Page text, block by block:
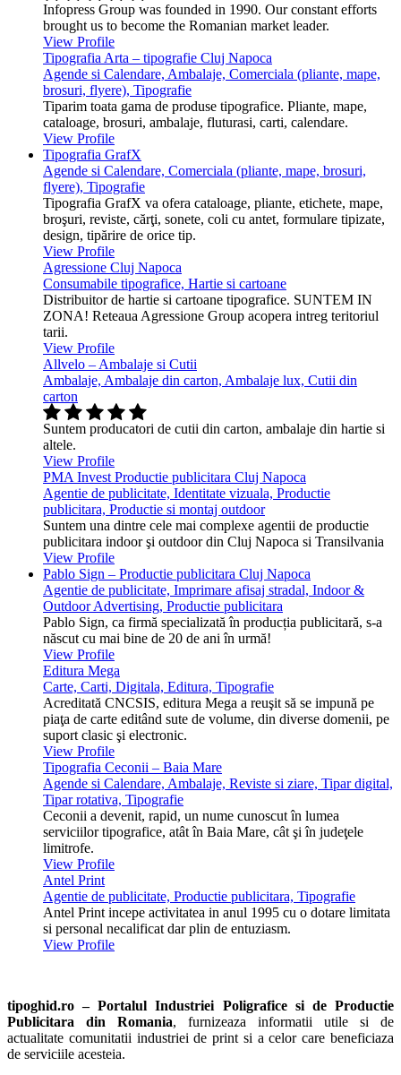
Infopress Group was founded in 1990. Our constant efforts
brought us to become the Romanian market leader.
View Profile
Tipografia Arta – tipografie Cluj Napoca
Agende si Calendare, Ambalaje, Comerciala (pliante, mape,
brosuri, flyere), Tipografie
Tiparim toata gama de produse tipografice. Pliante, mape,
cataloage, brosuri, ambalaje, fluturasi, carti, calendare.
View Profile
Tipografia GrafX
Agende si Calendare, Comerciala (pliante, mape, brosuri,
flyere), Tipografie
Tipografia GrafX va ofera cataloage, pliante, etichete, mape,
broşuri, reviste, cărţi, sonete, coli cu antet, formulare tipizate,
design, tipărire de orice tip.
View Profile
Agressione Cluj Napoca
Consumabile tipografice, Hartie si cartoane
Distribuitor de hartie si cartoane tipografice. SUNTEM IN
ZONA! Reteaua Agressione Group acopera intreg teritoriul
tarii.
View Profile
Allvelo – Ambalaje si Cutii
Ambalaje, Ambalaje din carton, Ambalaje lux, Cutii din
carton
Suntem producatori de cutii din carton, ambalaje din hartie si
altele.
View Profile
PMA Invest Productie publicitara Cluj Napoca
Agentie de publicitate, Identitate vizuala, Productie
publicitara, Productie si montaj outdoor
Suntem una dintre cele mai complexe agentii de productie
publicitara indoor şi outdoor din Cluj Napoca si Transilvania
View Profile
Pablo Sign – Productie publicitara Cluj Napoca
Agentie de publicitate, Imprimare afisaj stradal, Indoor &
Outdoor Advertising, Productie publicitara
Pablo Sign, ca firmă specializată în producția publicitară, s-a
născut cu mai bine de 20 de ani în urmă!
View Profile
Editura Mega
Carte, Carti, Digitala, Editura, Tipografie
Acreditată CNCSIS, editura Mega a reuşit să se impună pe
piaţa de carte editând sute de volume, din diverse domenii, pe
suport clasic şi electronic.
View Profile
Tipografia Ceconii – Baia Mare
Agende si Calendare, Ambalaje, Reviste si ziare, Tipar digital,
Tipar rotativa, Tipografie
Ceconii a devenit, rapid, un nume cunoscut în lumea
serviciilor tipografice, atât în Baia Mare, cât şi în judeţele
limitrofe.
View Profile
Antel Print
Agentie de publicitate, Productie publicitara, Tipografie
Antel Print incepe activitatea in anul 1995 cu o dotare limitata
si personal necalificat dar plin de entuziasm.
View Profile
tipoghid.ro – Portalul Industriei Poligrafice si de Productie
Publicitara din Romania, furnizeaza informatii utile si de
actualitate comunitatii industriei de print si a celor care beneficiaza
de serviciile acesteia.